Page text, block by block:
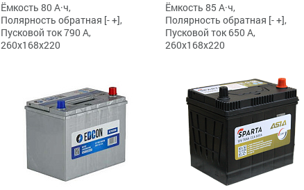
Ёмкость 80 А·ч,
Полярность обратная [- +],
Пусковой ток 790 А,
260x168x220
Ёмкость 85 А·ч,
Полярность обратная [- +],
Пусковой ток 650 А,
260x168x220